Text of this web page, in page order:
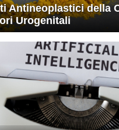
Antineoplastici della
Urogenitali